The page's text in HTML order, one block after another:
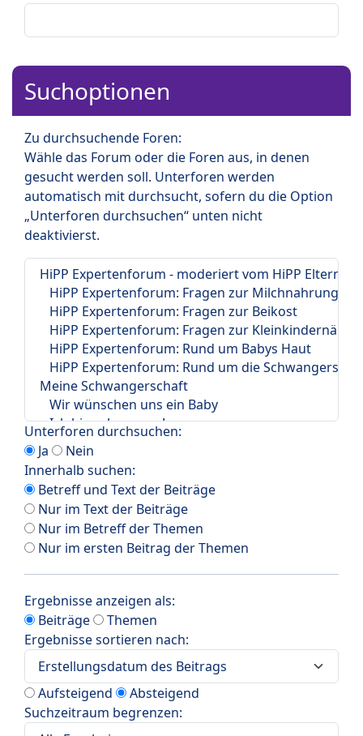
Suchoptionen
Zu durchsuchende Foren:
Wähle das Forum oder die Foren aus, in denen
gesucht werden soll. Unterforen werden
automatisch mit durchsucht, sofern du die Option
„Unterforen durchsuchen“ unten nicht
deaktivierst.
Unterforen durchsuchen:
Ja
Nein
Innerhalb suchen:
Betreff und Text der Beiträge
Nur im Text der Beiträge
Nur im Betreff der Themen
Nur im ersten Beitrag der Themen
Ergebnisse anzeigen als:
Beiträge
Themen
Ergebnisse sortieren nach:
Aufsteigend
Absteigend
Suchzeitraum begrenzen: